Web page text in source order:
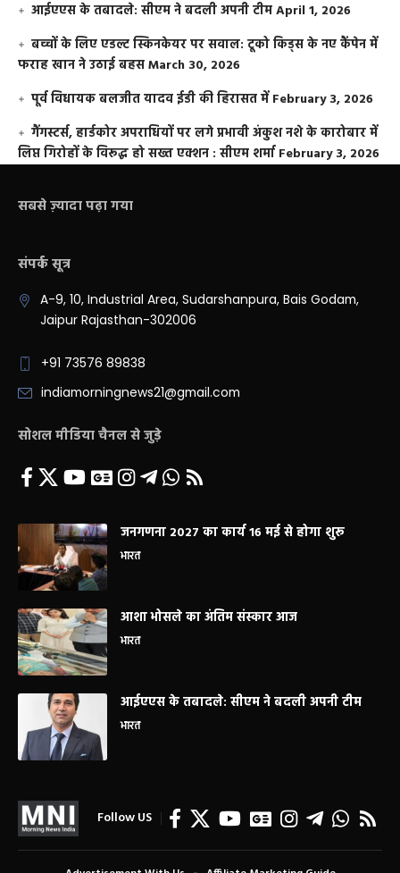
आईएएस के तबादले: सीएम ने बदली अपनी टीमApril 1, 2026
बच्चों के लिए एडल्ट स्किनकेयर पर सवाल: टूको किड्स के नए कैंपेन में
फराह खान ने उठाई बहसMarch 30, 2026
पूर्व विधायक बलजीत यादव ईडी की हिरासत में February 3, 2026
गैंगस्टर्स, हार्डकोर अपराधियों पर लगे प्रभावी अंकुश नशे के कारोबार में
लिप्त गिरोहों के विरूद्ध हो सख्त एक्शन : सीएम शर्मा February 3, 2026
सबसे ज़्यादा पढ़ा गया
संपर्क सूत्र
A-9, 10, Industrial Area, Sudarshanpura, Bais Godam,
Jaipur Rajasthan-302006
+91 73576 89838
indiamorningnews21@gmail.com
सोशल मीडिया चैनल से जुड़े
जनगणना 2027 का कार्य 16 मई से होगा शुरू
भारत
आशा भोसले का अंतिम संस्कार आज
भारत
आईएएस के तबादले: सीएम ने बदली अपनी टीम
भारत
Follow US